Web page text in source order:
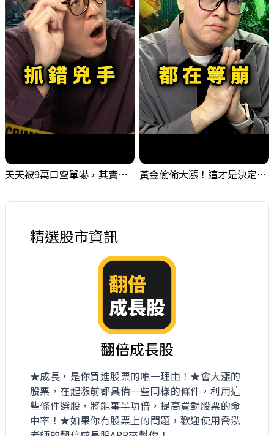
天天被9萬口空單嚇，其實你盯錯地方了｜Mr.Jimmy高志銘 #台股 #外資期貨 #融資 黃金偷偷大漲！這才是決定台股生死的「真風向球」！｜Mr.Jimmy高志銘 #黃金 #美元指數 #聯準會
精選股市資訊
翻倍成長股
★成長，是你買進股票的唯一理由！★會大漲的
股票，在起漲前都具備一些同樣的條件，利用這
些條件選股，將能事半功倍，提高買對股票的命
中率！★如果你有股票上的問題，歡迎使用喬泓